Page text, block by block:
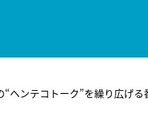
ヘンテコトーク”を繰り広げる